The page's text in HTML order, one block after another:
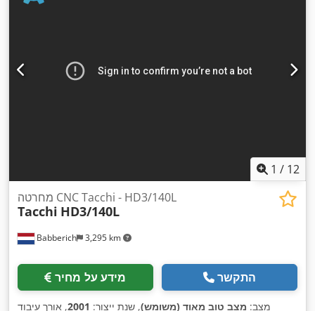
1 / 12
Babberich 3,295 km
מחרטה CNC Tacchi - HD3/140L
Tacchi HD3/140L
מידע על מחיר התקשר
מצב: מצב טוב מאוד (משומש), שנת ייצור: 2001, אורך עיבוד